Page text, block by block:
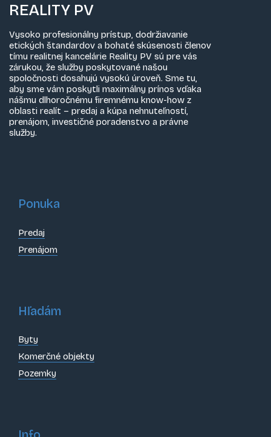
REALITY PV
Vysoko profesionálny prístup, dodržiavanie
etických štandardov a bohaté skúsenosti členov
tímu realitnej kancelárie Reality PV sú pre vás
zárukou, že služby poskytované našou
spoločnosti dosahujú vysokú úroveň. Sme tu,
aby sme vám poskytli maximálny prínos vďaka
nášmu dlhoročnému firemnému know-how z
oblasti realít – predaj a kúpa nehnuteľností,
prenájom, investičné poradenstvo a právne
služby.
Ponuka
Predaj
Prenájom
Hľadám
Byty
Komerčné objekty
Pozemky